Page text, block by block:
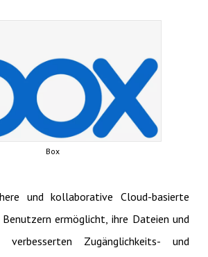
Box
und kollaborative Cloud-basierte
ermöglicht, ihre Dateien und
Zugänglichkeits- und